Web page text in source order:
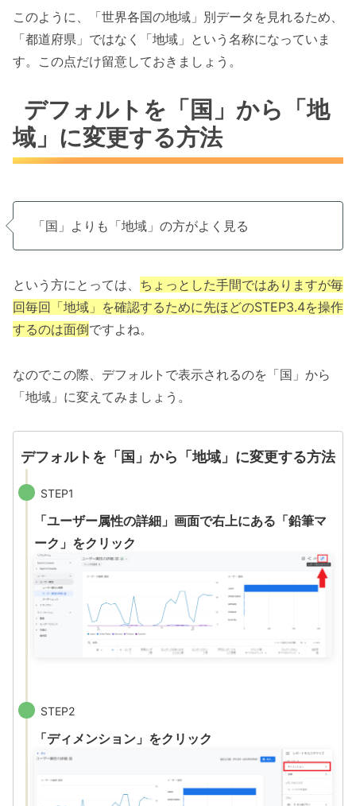
このように、「世界各国の地域」別データを見れるため、
「都道府県」ではなく「地域」という名称になっていま
す。この点だけ留意しておきましょう。
デフォルトを「国」から「地
域」に変更する方法
「国」よりも「地域」の方がよく見る
という方にとっては、 ちょっとした手間ではありますが毎
回毎回「地域」を確認するために先ほどのSTEP3.4を操作
するのは面倒ですよね。
なのでこの際、デフォルトで表示されるのを「国」から
「地域」に変えてみましょう。
デフォルトを「国」から「地域」に変更する方法
STEP1
「ユーザー属性の詳細」画面で右上にある「鉛筆マ
ーク」をクリック
STEP2
「ディメンション」をクリック